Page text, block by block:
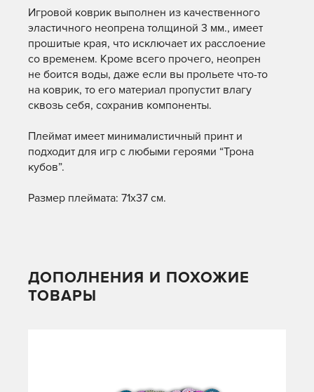
Игровой коврик выполнен из качественного
эластичного неопрена толщиной 3 мм., имеет
прошитые края, что исключает их расслоение
со временем. Кроме всего прочего, неопрен
не боится воды, даже если вы прольете что-то
на коврик, то его материал пропустит влагу
сквозь себя, сохранив компоненты.
Плеймат имеет минималистичный принт и
подходит для игр с любыми героями “Трона
кубов”.
Размер плеймата: 71х37 см.
ДОПОЛНЕНИЯ И ПОХОЖИЕ
ТОВАРЫ